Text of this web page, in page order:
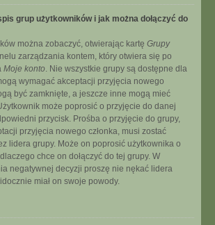
grup użytkowników i jak można dołączyć do
można zobaczyć, otwierając kartę Grupy
zarządzania kontem, który otwiera się po
Moje konto. Nie wszystkie grupy są dostępne dla
wymagać akceptacji przyjęcia nowego
być zamknięte, a jeszcze inne mogą mieć
może poprosić o przyjęcie do danej
przycisk. Prośba o przyjęcie do grupy,
przyjęcia nowego członka, musi zostać
lidera grupy. Może on poprosić użytkownika o
chce on dołączyć do tej grupy. W
negatywnej decyzji proszę nie nękać lidera
miał on swoje powody.